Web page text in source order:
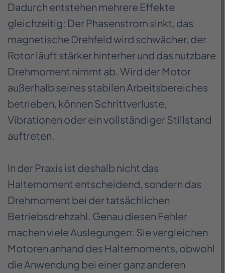
Dadurch entstehen mehrere Effekte
gleichzeitig: Der Phasenstrom sinkt, das
magnetische Drehfeld wird schwächer, der
Rotor läuft stärker hinterher und das nutzbare
Drehmoment nimmt ab. Wird der Motor
außerhalb seines stabilen Arbeitsbereiches
betrieben, können Schrittverluste,
Vibrationen oder ein vollständiger Stillstand
auftreten.
In der Praxis ist deshalb nicht das
Haltemoment entscheidend, sondern das
Drehmoment bei der tatsächlichen
Betriebsdrehzahl. Genau diesen Fehler
machen viele Auslegungen: Sie vergleichen
Motoren anhand des Haltemoments, obwohl
die Anwendung bei einer ganz anderen